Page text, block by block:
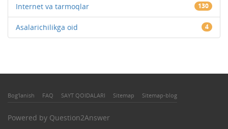
Internet va tarmoqlar 130
Asalarichilikga oid 4
Bog'lanish FAQ SAYT QOIDALARI Sitemap Sitemap-blog
Powered by Question2Answer